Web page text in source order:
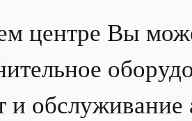
центре Вы
и обслуживание